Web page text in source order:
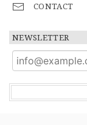
CONTACT
NEWSLETTER